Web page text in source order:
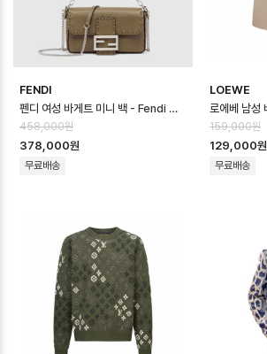
FENDI
펜디 여성 바게트 미니 백 - Fendi Womens Baguette Mini Bag - …
458,000원
378,000원
무료배송
LOEWE
159,000원
129,000원
무료배송